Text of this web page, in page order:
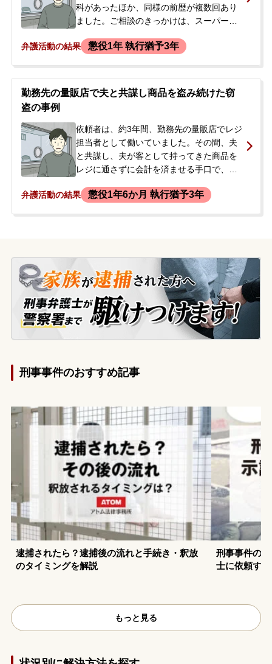
り、前職を辞める原因となっていました。
現在の職場は鉄道会社で社宅に住んでお
れ、勾留の回避を強く希望。逮捕の連絡を
科があったほか、同様の前歴が複数回あり
ました。ご相談のきっかけは、スーパーや
期間に繰り返した複数の窃盗事件です。一
請を受けたことで、正式な裁判になるので
はないかと強い不安を抱きました。「刑務
葉もあり、公判を回避したいという強い思
いから、当事務所へ相談に来られました。
弁護活動の結果 懲役1年 執行猶予3年
勤務先の量販店で夫と共謀し商品を盗み続けた窃
盗の事例
依頼者は、約3年間、勤務先の量販店でレジ
担当者として働いていました。その間、夫
と共謀し、夫が客として持ってきた商品を
レジに通さずに会計を済ませる手口で、食
た。被害総額は、少なく見積もっても300
中、今後の刑事処分や家族への影響を心配
し、夫と共に当事務所へ相談に来られまし
た。
弁護活動の結果 懲役1年6か月 執行猶予3年
刑事事件のおすすめ記事
逮捕されたら？逮捕後の流れと手続き・釈放
のタイミングを解説
刑事事件の
士に依頼す
もっと見る